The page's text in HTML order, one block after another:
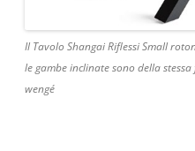
Il Tavolo Shangai Riflessi Small
le gambe inclinate sono della
wengé